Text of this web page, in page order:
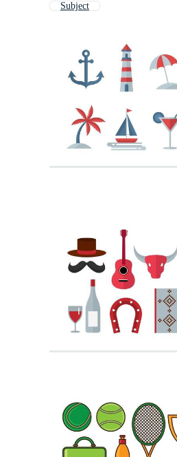
Subject